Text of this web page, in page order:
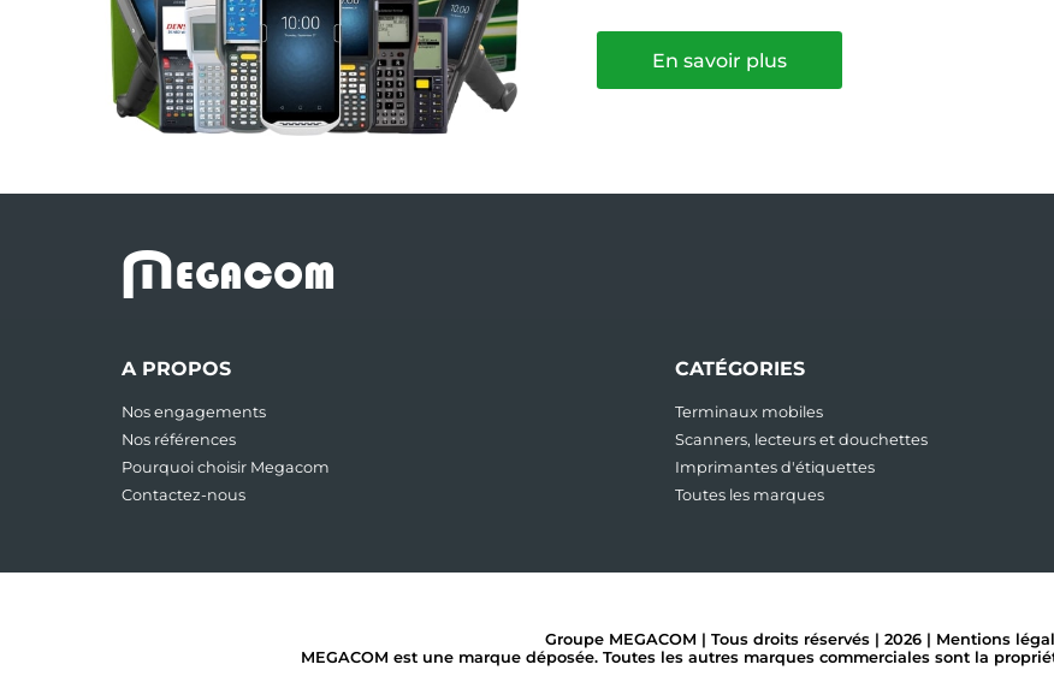
En savoir plus
MEGACOM
A PROPOS
Nos engagements
Nos références
Pourquoi choisir Megacom
Contactez-nous
CATÉGORIES
Terminaux mobiles
Scanners, lecteurs et douchettes
Imprimantes d'étiquettes
Toutes les marques
Groupe MEGACOM | Tous droits réservés | 2026 | Mentions
MEGACOM est une marque déposée. Toutes les autres marques commerciales sont la